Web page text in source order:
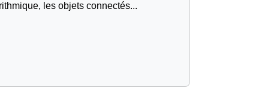
les objets connectés...